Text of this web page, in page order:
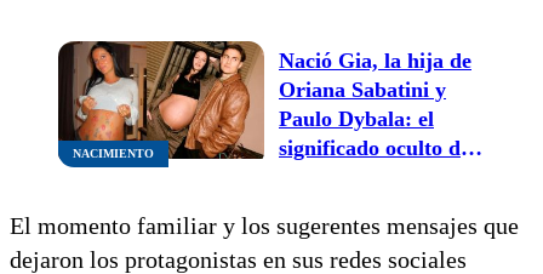
NACIMIENTO
Nació Gia, la hija de
Oriana Sabatini y
Paulo Dybala: el
significado oculto de
Fulop
El momento familiar y los sugerentes mensajes que
dejaron los protagonistas en sus redes sociales